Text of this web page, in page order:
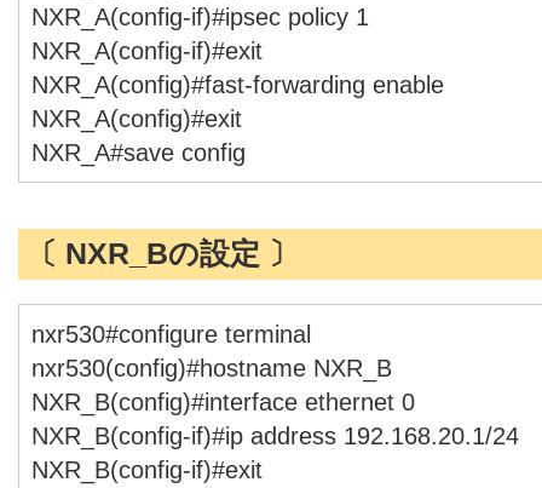
NXR_A(config-if)#ipsec policy 1
NXR_A(config-if)#exit
NXR_A(config)#fast-forwarding enable
NXR_A(config)#exit
NXR_A#save config
〔 NXR_Bの設定 〕
nxr530#configure terminal
nxr530(config)#hostname NXR_B
NXR_B(config)#interface ethernet 0
NXR_B(config-if)#ip address 192.168.20.1/24
NXR_B(config-if)#exit